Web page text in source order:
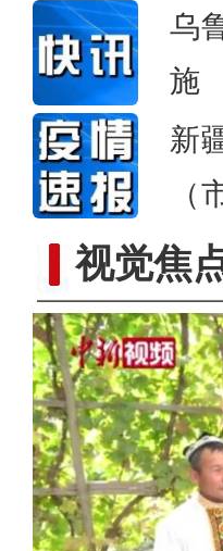
乌
施
新
（
视觉焦